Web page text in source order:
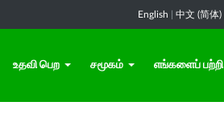
English 中文 (简体)
உதவி பெற சமூகம் எங்களைப் பற்றி